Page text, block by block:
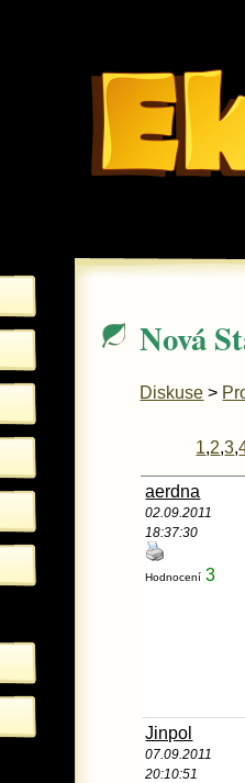
Nová
Diskuse >
1,2,3,
aerdna
02.09.2011
18:37:30
Hodnocení 3
Jinpol
07.09.2011
20:10:51